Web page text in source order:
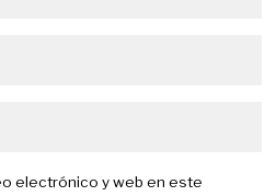
electrónico y web en este